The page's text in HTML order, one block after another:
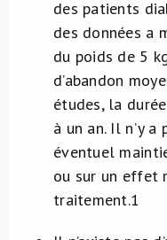
des patients
des données a
du poids de 5
d’abandon
études, la
à un an. Il n’y a
éventuel
ou sur un effet
traitement.1